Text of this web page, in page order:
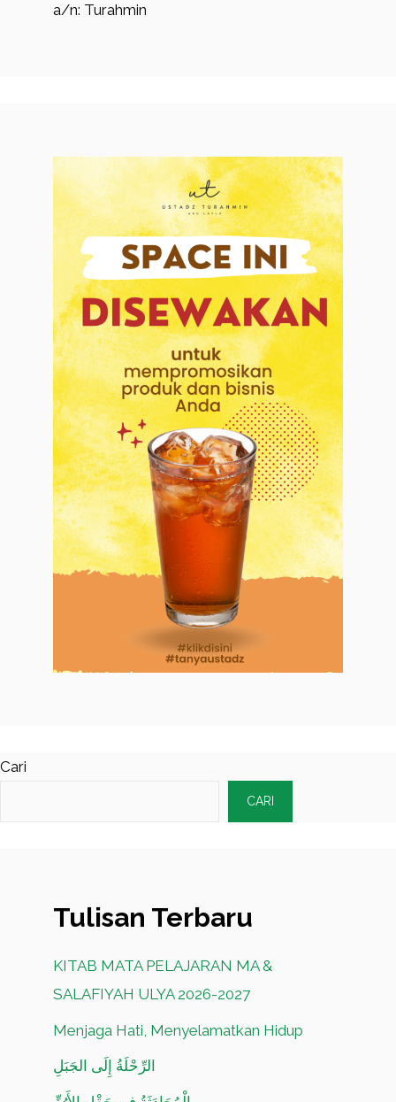
a/n: Turahmin
Cari
CARI
Tulisan Terbaru
KITAB MATA PELAJARAN MA &
SALAFIYAH ULYA 2026-2027
Menjaga Hati, Menyelamatkan Hidup
الرِّحْلَةُ إِلَى الجَبَلِ